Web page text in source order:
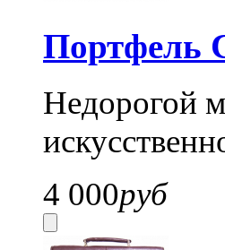
Портфель
Недорогой
4 000руб